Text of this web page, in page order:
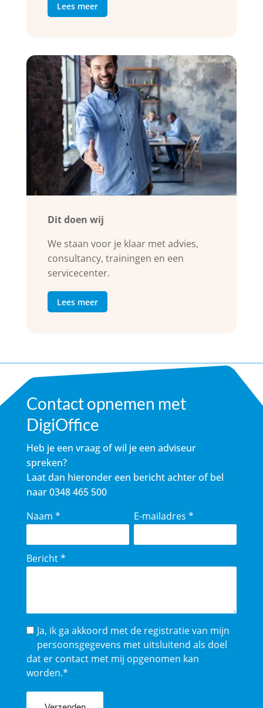
Lees meer
Dit doen wij
We staan voor je klaar met advies,
consultancy, trainingen en een
servicecenter.
Lees meer
Contact opnemen met
DigiOffice
Heb je een vraag of wil je een adviseur
spreken?
Laat dan hieronder een bericht achter of bel
naar0348 465 500